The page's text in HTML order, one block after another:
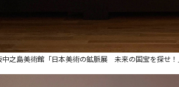
中之島美術館「日本美術の鉱脈展 未来の国宝を探せ